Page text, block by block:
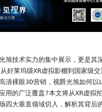
旭技术实力的集中展示，更是其
好莱坞级XR虚拟影棚到国家级交
清裸眼3D营销，视爵光旭如何以
用的广泛覆盖?本文将从XR虚拟
四大垂直领域切入，解析其背后